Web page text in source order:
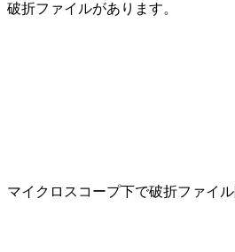
破折ファイルがあります。
マイクロスコープ下で破折ファイル